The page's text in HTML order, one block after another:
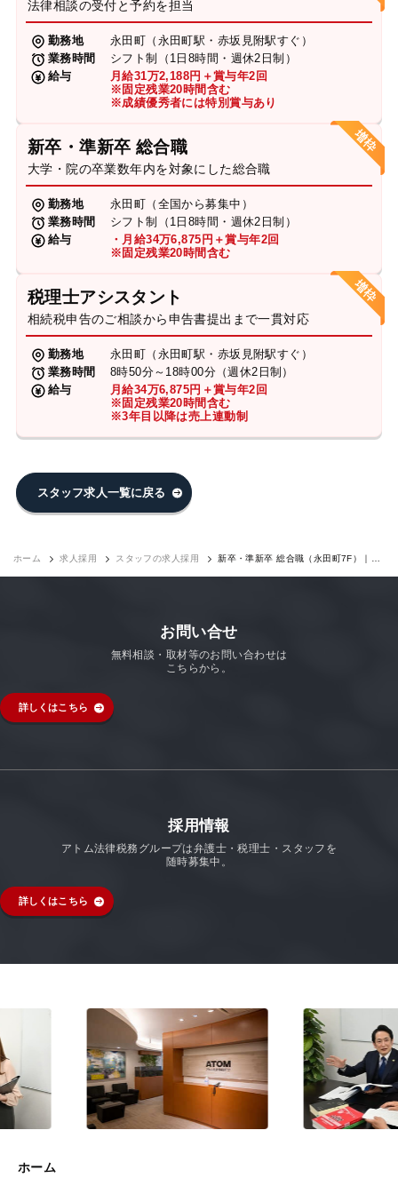
法律相談の受付と予約を担当
勤務地
永田町（永田町駅・赤坂見附駅すぐ）
業務時間
シフト制（1日8時間・週休2日制）
給与
月給31万2,188円＋賞与年2回
※固定残業20時間含む
※成績優秀者には特別賞与あり
新卒・準新卒 総合職
大学・院の卒業数年内を対象にした総合職
勤務地
永田町（全国から募集中）
業務時間
シフト制（1日8時間・週休2日制）
給与
・月給34万6,875円＋賞与年2回
※固定残業20時間含む
税理士アシスタント
相続税申告のご相談から申告書提出まで一貫対応
勤務地
永田町（永田町駅・赤坂見附駅すぐ）
業務時間
8時50分～18時00分（週休2日制）
給与
月給34万6,875円＋賞与年2回
※固定残業20時間含む
※3年目以降は売上連動制
スタッフ求人一覧に戻る
ホーム 求人採用 スタッフの求人採用
新卒・準新卒 総合職（永田町7F）｜求
お問い合せ
無料相談・取材等のお問い合わせは
こちらから。
詳しくはこちら
採用情報
アトム法律税務グループは弁護士・税理士・スタッフを
随時募集中。
詳しくはこちら
ホーム